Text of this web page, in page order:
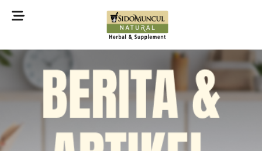
©2022 Sidomuncul Natural All right reserved